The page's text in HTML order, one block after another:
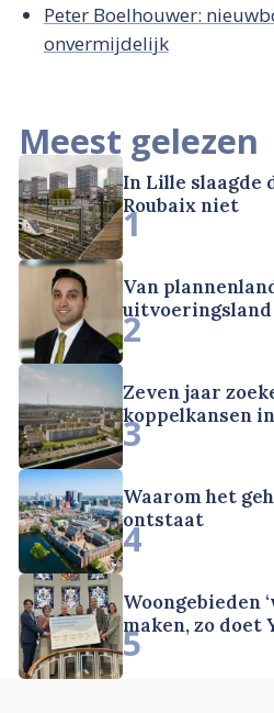
Peter Boelhouwer:
onvermijdelijk
Meest gelezen
In Lille slaagde
Roubaix niet
1
Van
uitvoeringsland
2
Zeven jaar
koppelkansen
3
Waarom het
ontstaat
4
Woongebieden
maken, zo doet
5